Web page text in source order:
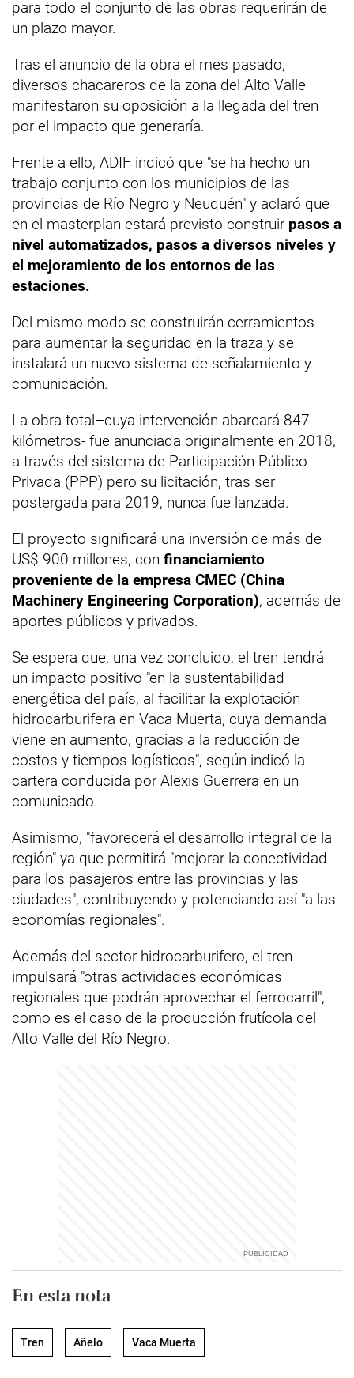
para todo el conjunto de las obras requerirán de
un plazo mayor.
Tras el anuncio de la obra el mes pasado,
diversos chacareros de la zona del Alto Valle
manifestaron su oposición a la llegada del tren
por el impacto que generaría.
Frente a ello, ADIF indicó que "se ha hecho un
trabajo conjunto con los municipios de las
provincias de Río Negro y Neuquén" y aclaró que
en el masterplan estará previsto construir pasos a
nivel automatizados, pasos a diversos niveles y
el mejoramiento de los entornos de las
estaciones.
Del mismo modo se construirán cerramientos
para aumentar la seguridad en la traza y se
instalará un nuevo sistema de señalamiento y
comunicación.
La obra total–cuya intervención abarcará 847
kilómetros- fue anunciada originalmente en 2018,
a través del sistema de Participación Público
Privada (PPP) pero su licitación, tras ser
postergada para 2019, nunca fue lanzada.
El proyecto significará una inversión de más de
US$ 900 millones, con financiamiento
proveniente de la empresa CMEC (China
Machinery Engineering Corporation), además de
aportes públicos y privados.
Se espera que, una vez concluido, el tren tendrá
un impacto positivo "en la sustentabilidad
energética del país, al facilitar la explotación
hidrocarburifera en Vaca Muerta, cuya demanda
viene en aumento, gracias a la reducción de
costos y tiempos logísticos", según indicó la
cartera conducida por Alexis Guerrera en un
comunicado.
Asimismo, "favorecerá el desarrollo integral de la
región" ya que permitirá "mejorar la conectividad
para los pasajeros entre las provincias y las
ciudades", contribuyendo y potenciando así "a las
economías regionales".
Además del sector hidrocarburifero, el tren
impulsará "otras actividades económicas
regionales que podrán aprovechar el ferrocarril",
como es el caso de la producción frutícola del
Alto Valle del Río Negro.
En esta nota
Tren Añelo Vaca Muerta